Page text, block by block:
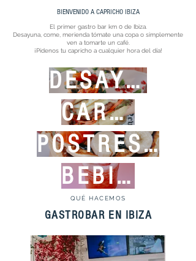
BIENVENIDO A CAPRICHO IBIZA
El primer gastro bar km 0 de Ibiza.
Desayuna, come, merienda tómate una copa o simplemente
ven a tomarte un café.
¡Pídenos tu capricho a cualquier hora del día!
DESAYUNOS
CARTA
POSTRES Y MERIENDAS
BEBIDAS
QUÉ HACEMOS
GASTROBAR EN IBIZA